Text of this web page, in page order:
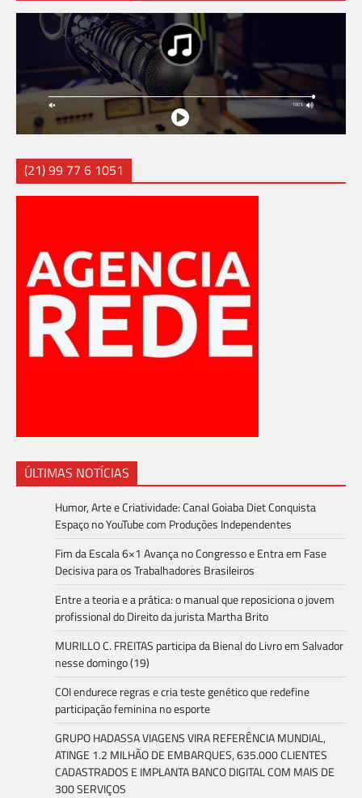
(21) 99 77 6 1051
ÚLTIMAS NOTÍCIAS
Humor, Arte e Criatividade: Canal Goiaba Diet Conquista
Espaço no YouTube com Produções Independentes
Fim da Escala 6×1 Avança no Congresso e Entra em Fase
Decisiva para os Trabalhadores Brasileiros
Entre a teoria e a prática: o manual que reposiciona o jovem
profissional do Direito da jurista Martha Brito
MURILLO C. FREITAS participa da Bienal do Livro em Salvador
nesse domingo (19)
COI endurece regras e cria teste genético que redefine
participação feminina no esporte
GRUPO HADASSA VIAGENS VIRA REFERÊNCIA MUNDIAL,
ATINGE 1.2 MILHÃO DE EMBARQUES, 635.000 CLIENTES
CADASTRADOS E IMPLANTA BANCO DIGITAL COM MAIS DE
300 SERVIÇOS